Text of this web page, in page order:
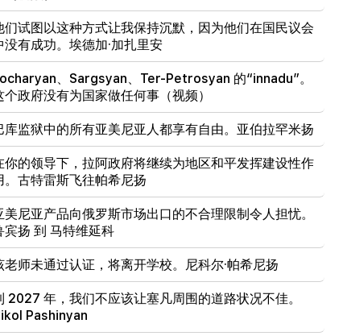
们试图以这种方式让我保持沉默，因为他们在国民议会
没有成功。埃德加·加扎里安
、Sargsyan、Ter-Petrosyan 的“innadu”。
个政府没有为国家做任何事（视频）
库监狱中的所有亚美尼亚人都享有自由。亚伯拉罕米扬
你的领导下，拉阿政府将继续为地区和平发挥建设性作
。古特雷斯飞往帕希尼扬
美尼亚产品向俄罗斯市场出口的不合理限制令人担忧。
宾扬 到 马特维延科
老师未通过认证，将离开学校。尼科尔·帕希尼扬
2027 年，我们不应该让塞凡周围的道路状况不佳。
Pashinyan